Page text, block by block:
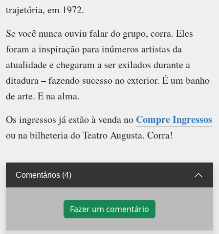
trajetória, em 1972.
Se você nunca ouviu falar do grupo, corra. Eles
foram a inspiração para inúmeros artistas da
atualidade e chegaram a ser exilados durante a
ditadura – fazendo sucesso no exterior. É um banho
de arte. E na alma.
Os ingressos já estão à venda no Compre Ingressos
ou na bilheteria do Teatro Augusta. Corra!
Comentários (4)
Fazer um comentário